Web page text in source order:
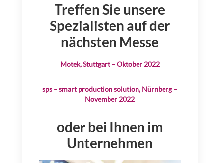
Treffen Sie unsere
Spezialisten auf der
nächsten Messe
Motek, Stuttgart – Oktober 2022
sps – smart production solution, Nürnberg –
November 2022
oder bei Ihnen im
Unternehmen